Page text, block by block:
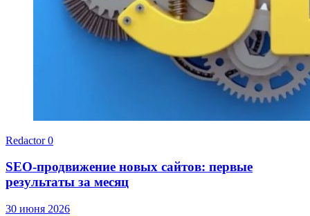
Redactor0
SEO-продвижение новых сайтов: первые
результаты за месяц
30 июня 2026